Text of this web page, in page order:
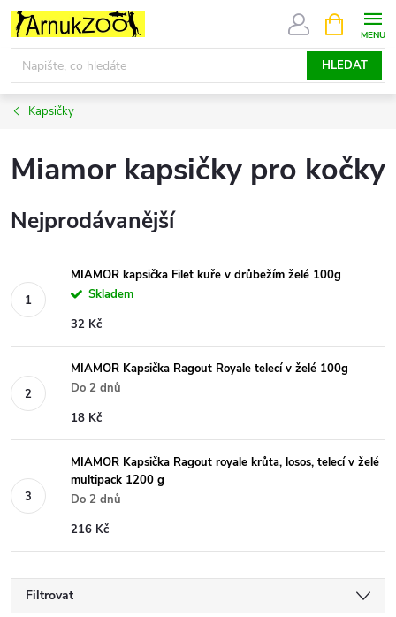
Přejít
obsah
HLEDAT
NÁKUPNÍ
KOŠÍK
Kapsičky
Miamor kapsičky pro kočky
Nejprodávanější
MIAMOR kapsička Filet kuře v drůbežím želé 100g
Skladem
32 Kč
MIAMOR Kapsička Ragout Royale telecí v želé 100g
Do 2 dnů
18 Kč
MIAMOR Kapsička Ragout royale krůta, losos, telecí v želé
multipack 1200 g
Do 2 dnů
216 Kč
Filtrovat